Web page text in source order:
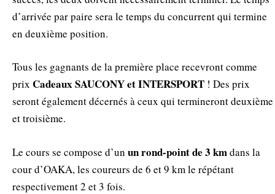
d’arrivée par paire sera le temps du concurrent qui termine
en deuxième position.
Tous les gagnants de la première place recevront comme
prix Cadeaux SAUCONY et INTERSPORT ! Des prix
seront également décernés à ceux qui termineront deuxième
et troisième.
Le cours se compose d’un un rond-point de 3 kmdans la
cour d’OAKA, les coureurs de 6 et 9 km le répétant
respectivement 2 et 3 fois.